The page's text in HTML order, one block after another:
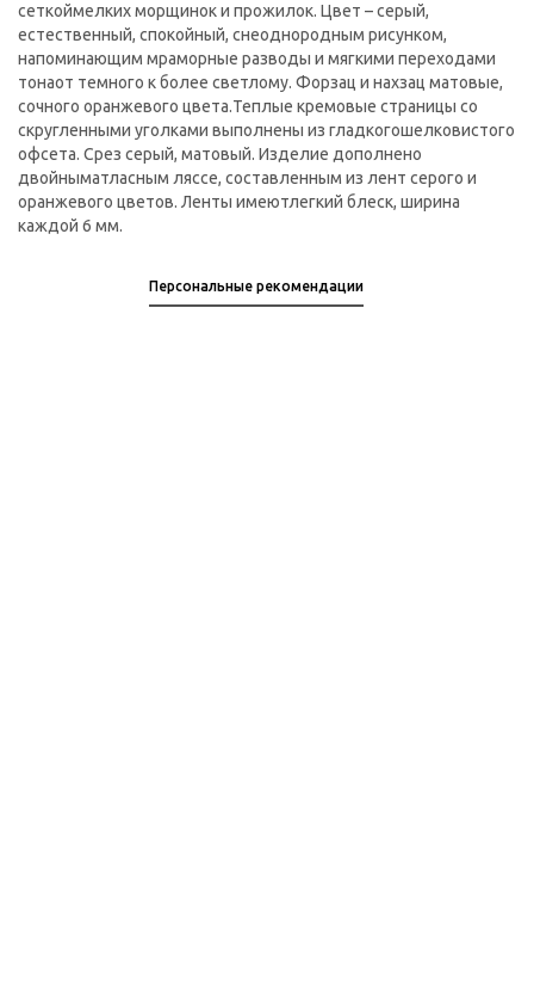
сеткоймелких морщинок и прожилок. Цвет – серый,
естественный, спокойный, снеоднородным рисунком,
напоминающим мраморные разводы и мягкими переходами
тонаот темного к более светлому. Форзац и нахзац матовые,
сочного оранжевого цвета.Теплые кремовые страницы со
скругленными уголками выполнены из гладкогошелковистого
офсета. Срез серый, матовый. Изделие дополнено
двойныматласным ляссе, составленным из лент серого и
оранжевого цветов. Ленты имеютлегкий блеск, ширина
каждой 6 мм.
Персональные рекомендации